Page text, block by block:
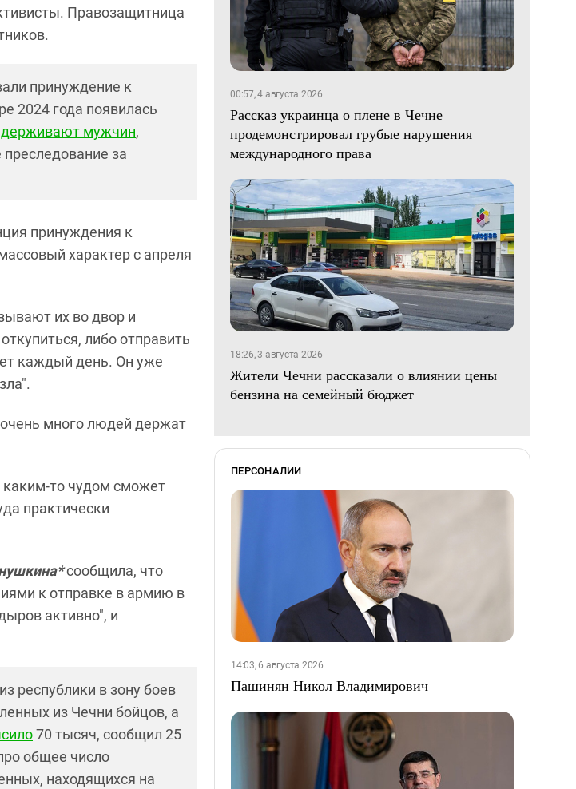
Правозащитница
принуждение к
2024 года появилась
мужчин,
за
принуждения к
характер с апреля
их во двор и
либо отправить
каждый день. Он уже
много людей держат
каким-то чудом сможет
практически
сообщила, что
к отправке в армию в
активно", и
республики в зону боев
из Чечни бойцов, а
70 тысяч, сообщил 25
общее число
находящихся на
00:57, 4 августа 2026
Рассказ украинца о плене в Чечне
продемонстрировал грубые нарушения
международного права
18:26, 3 августа 2026
Жители Чечни рассказали о влиянии цены
бензина на семейный бюджет
ПЕРСОНАЛИИ
14:03, 6 августа 2026
Пашинян Никол Владимирович